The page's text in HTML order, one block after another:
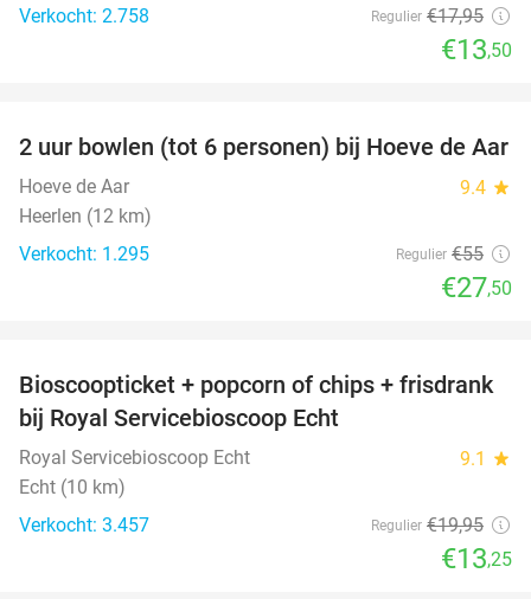
Verkocht: 2.758
Regulier €17,95
€13,50
50%
2 uur bowlen (tot 6 personen) bij Hoeve de Aar
Hoeve de Aar 9.4 star
Heerlen (12 km)
Verkocht: 1.295
Regulier €55
€27,50
34%
Bioscoopticket + popcorn of chips + frisdrank
bij Royal Servicebioscoop Echt
Royal Servicebioscoop Echt 9.1 star
Echt (10 km)
Verkocht: 3.457
Regulier €19,95
€13,25